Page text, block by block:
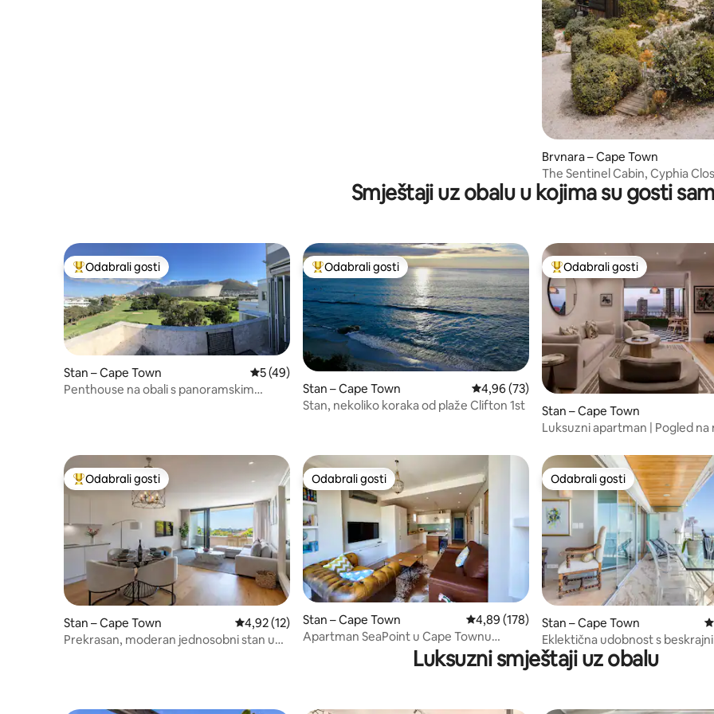
Brvnara – Cape Town
The Sentinel Cabin, Cyphia
Hout Bay
Smještaji uz obalu u kojima su gosti
Među najviše rangiranima s oznakom „Odabrali gosti”
Odabrali gosti
Stan – Cape Town Prosječna ocjena: 5/5, recenzija: 49
5 (49)
Penthouse na obali s panoramskim
Među najviše rangiranima s oznakom „Odabrali gosti”
Odabrali gosti
Stan – Cape Town Prosječna ocjena: 4,96/5, recenzija: 73
4,96 (73)
Stan, nekoliko koraka od plaže Clifton 1st
Među najviše rangiranima s
Odabrali gosti
Stan – Cape Town
Luksuzni apartman | Pogled na
Među najviše rangiranima s oznakom „Odabrali gosti”
Odabrali gosti
Stan – Cape Town Prosječna ocjena: 4,92/5, recenzija: 12
4,92 (12)
Prekrasan, moderan jednosobni stan u
Odabrali gosti
Odabrali gosti
Stan – Cape Town Prosječna ocjena: 4,89/5, recenzija: 178
4,89 (178)
Apartman SeaPoint u Cape Townu
dizajniran s pažnjom na okoliš
Odabrali gosti
Odabrali gosti
Stan – Cape Town
Eklektična udobnost s
pogledom na plažu Clifton
Luksuzni smještaji uz obalu